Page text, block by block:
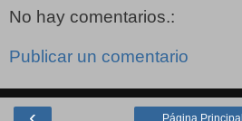
No hay comentarios.:
Publicar un comentario